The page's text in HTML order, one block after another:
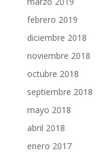
febrero 2019
diciembre 2018
noviembre 2018
octubre 2018
septiembre 2018
mayo 2018
abril 2018
enero 2017